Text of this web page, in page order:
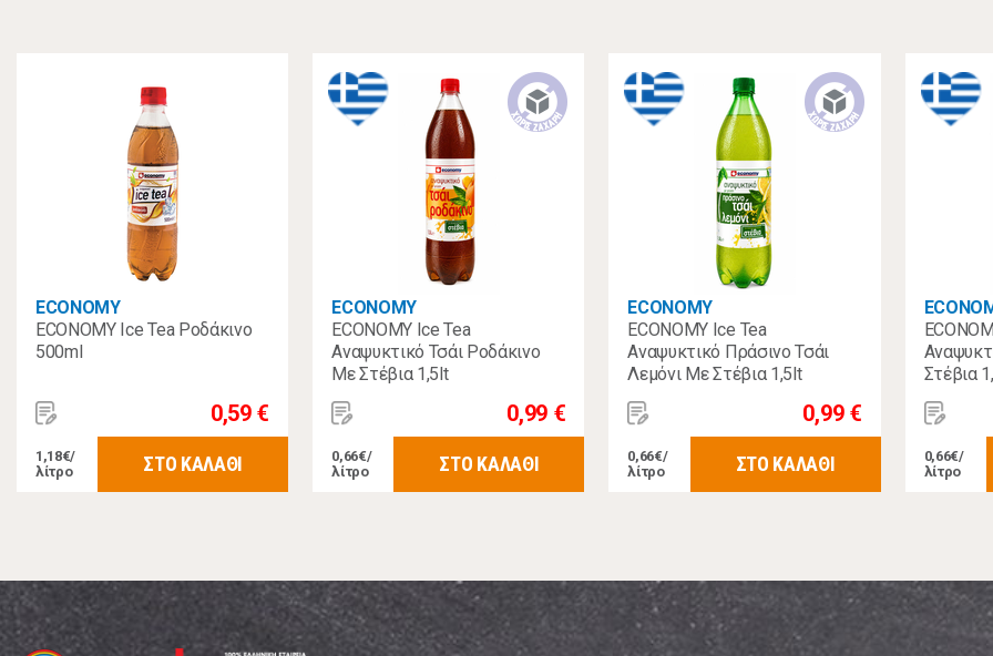
ECONOMY
ECONOMY Ice Tea Ροδάκινο
500ml
0,59 €
1,18€/
λίτρο
ΣΤΟ ΚΑΛΑΘΙ
ECONOMY
ECONOMY Ice Tea
Αναψυκτικό Τσάι Ροδάκινο
Με Στέβια 1,5lt
0,99 €
0,66€/
λίτρο
ΣΤΟ ΚΑΛΑΘΙ
ECONOMY
ECONOMY Ice Tea
Αναψυκτικό Πράσινο Τσάι
Λεμόνι Με Στέβια 1,5lt
0,99 €
0,66€/
λίτρο
ΣΤΟ ΚΑΛΑΘΙ
Στέβια
0,66€/
λίτρο